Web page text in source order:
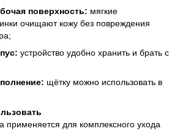
поверхность: мягкие
очищают кожу без повреждения
устройство удобно хранить и брать с
щётку можно использовать в
применяется для комплексного ухода